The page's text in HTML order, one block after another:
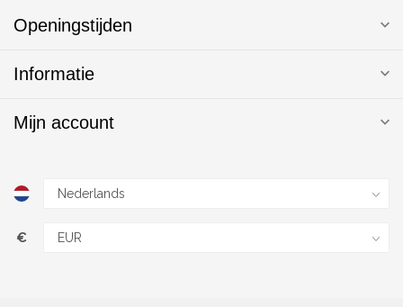
Openingstijden
Informatie
Mijn account
€